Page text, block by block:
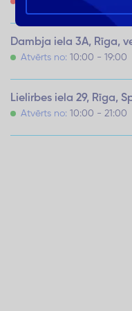
Dambja iela 3A, Rīga,
Atvērts no: 10:00 - 19:00
Lielirbes iela 29, Rīga,
Atvērts no: 10:00 - 21:00